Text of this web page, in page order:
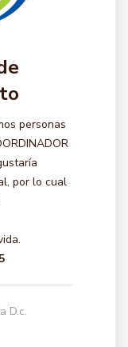
personas
por lo cual
D.c.